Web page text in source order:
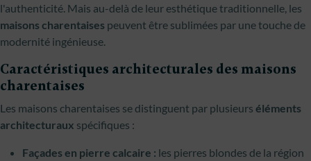
l'authenticité. Mais au-delà de leur esthétique traditionnelle, les
maisons charentaises peuvent être sublimées par une touche de
modernité ingénieuse.
Caractéristiques architecturales des maisons
charentaises
Les maisons charentaises se distinguent par plusieurs éléments
architecturaux spécifiques :
Façades en pierre calcaire : les pierres blondes de la région